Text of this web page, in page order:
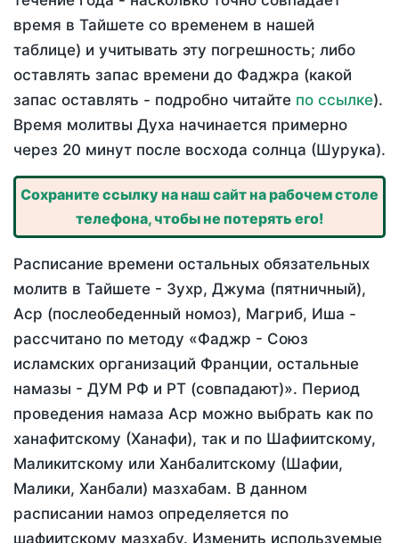
время в Тайшете со временем в нашей
таблице) и учитывать эту погрешность; либо
оставлять запас времени до Фаджра (какой
запас оставлять - подробно читайте по ссылке).
Время молитвы Духа начинается примерно
через 20 минут после восхода солнца (Шурука).
Сохраните ссылку на наш сайт на рабочем столе
телефона, чтобы не потерять его!
Расписание времени остальных обязательных
молитв в Тайшете - Зухр, Джума (пятничный),
Аср (послеобеденный номоз), Магриб, Иша -
рассчитано по методу «Фаджр - Союз
исламских организаций Франции, остальные
намазы - ДУМ РФ и РТ (совпадают)». Период
проведения намаза Аср можно выбрать как по
ханафитскому (Ханафи), так и по Шафиитскому,
Маликитскому или Ханбалитскому (Шафии,
Малики, Ханбали) мазхабам. В данном
расписании намоз определяется по
шафиитскому мазхабу. Изменить используемые